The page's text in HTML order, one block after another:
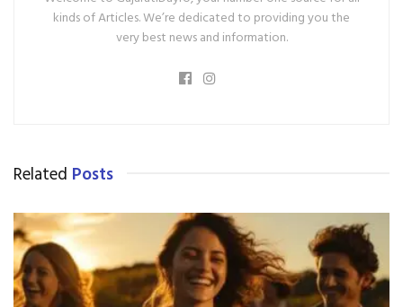
kinds of Articles. We’re dedicated to providing you the
very best news and information.
Related Posts